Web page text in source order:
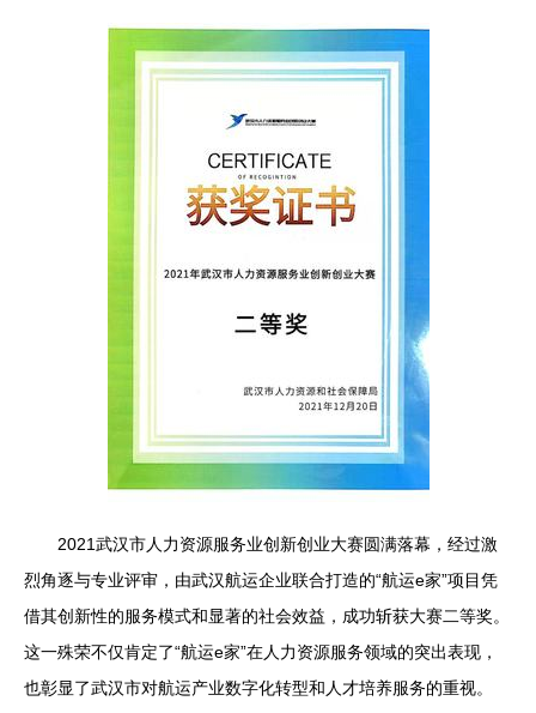
2021武汉市人力资源服务业创新创业大赛圆满落幕，经过激
烈角逐与专业评审，由武汉航运企业联合打造的“航运e家”项目凭
借其创新性的服务模式和显著的社会效益，成功斩获大赛二等奖。
这一殊荣不仅肯定了“航运e家”在人力资源服务领域的突出表现，
也彰显了武汉市对航运产业数字化转型和人才培养服务的重视。